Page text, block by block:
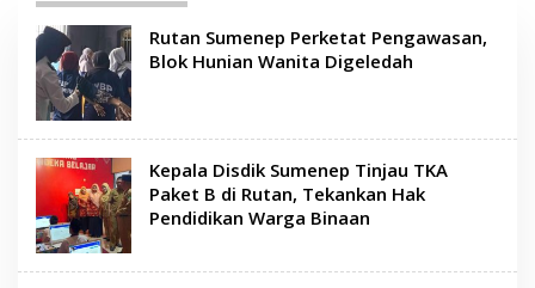
Rutan Sumenep Perketat Pengawasan,
Blok Hunian Wanita Digeledah
Kepala Disdik Sumenep Tinjau TKA
Paket B di Rutan, Tekankan Hak
Pendidikan Warga Binaan